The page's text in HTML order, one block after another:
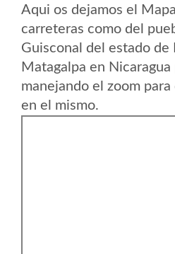
Aqui os dejamos el
carreteras como del
Guisconal del estado
Matagalpa en
manejando el zoom
en el mismo.